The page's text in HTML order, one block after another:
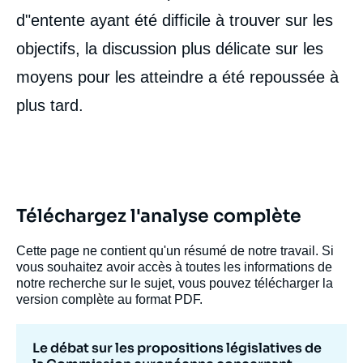
d"entente ayant été difficile à trouver sur les
objectifs, la discussion plus délicate sur les
moyens pour les atteindre a été repoussée à
plus tard.
Téléchargez l'analyse complète
Cette page ne contient qu'un résumé de notre travail. Si
vous souhaitez avoir accès à toutes les informations de
notre recherche sur le sujet, vous pouvez télécharger la
version complète au format PDF.
Le débat sur les propositions législatives de